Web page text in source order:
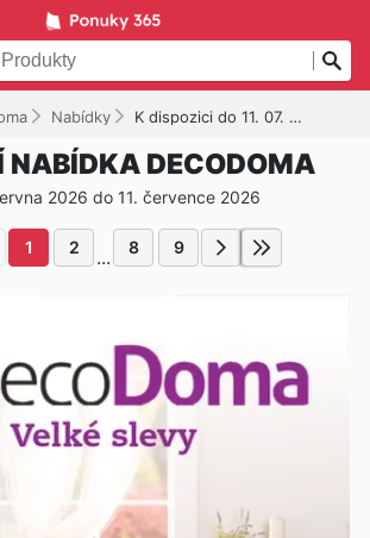
Nabídky K dispozici do 11. 07. 2026
NABÍDKA DECODOMA
2026 do 11. července 2026
1 2 ... 8 9